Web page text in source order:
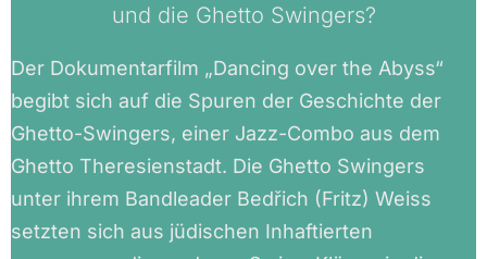
und die Ghetto Swingers?
Der Dokumentarfilm „Dancing over the Abyss“
begibt sich auf die Spuren der Geschichte der
Ghetto-Swingers, einer Jazz-Combo aus dem
Ghetto Theresienstadt. Die Ghetto Swingers
unter ihrem Bandleader Bedřich (Fritz) Weiss
setzten sich aus jüdischen Inhaftierten